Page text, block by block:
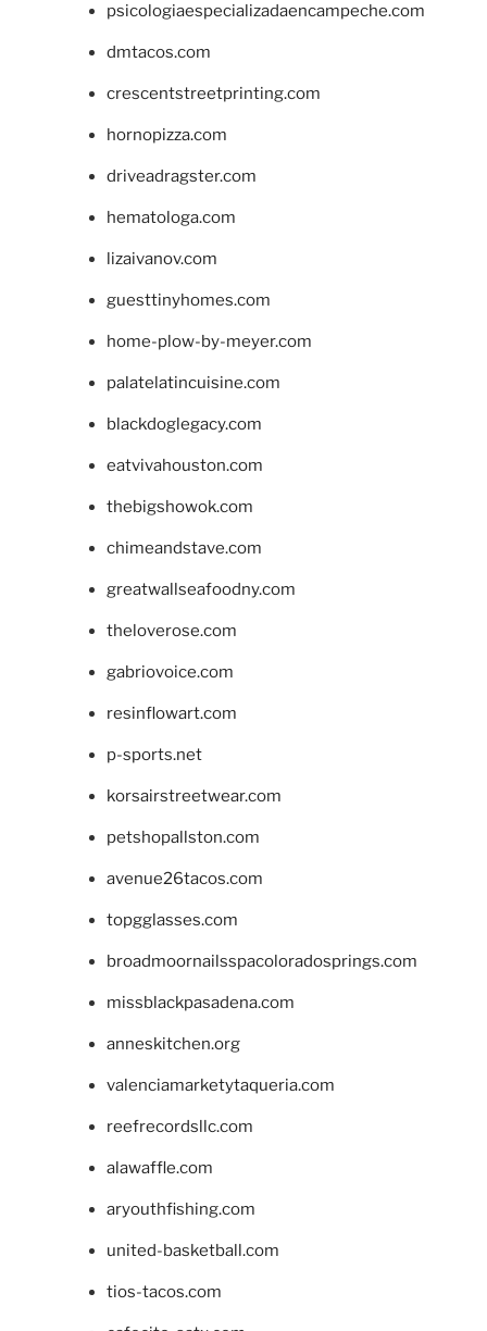
psicologiaespecializadaencampeche.com
dmtacos.com
crescentstreetprinting.com
hornopizza.com
driveadragster.com
hematologa.com
lizaivanov.com
guesttinyhomes.com
home-plow-by-meyer.com
palatelatincuisine.com
blackdoglegacy.com
eatvivahouston.com
thebigshowok.com
chimeandstave.com
greatwallseafoodny.com
theloverose.com
gabriovoice.com
resinflowart.com
p-sports.net
korsairstreetwear.com
petshopallston.com
avenue26tacos.com
topgglasses.com
broadmoornailsspacoloradosprings.com
missblackpasadena.com
anneskitchen.org
valenciamarketytaqueria.com
reefrecordsllc.com
alawaffle.com
aryouthfishing.com
united-basketball.com
tios-tacos.com